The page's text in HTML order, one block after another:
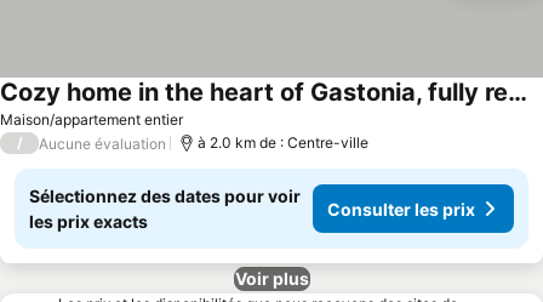
Maison/appartement entier
Cozy home in the heart of Gastonia, fully remodeled!
/ Aucune évaluation à 2.0 km de : Centre-ville
Sélectionnez des dates pour voir
les prix exacts
Consulter les prix
Voir plus